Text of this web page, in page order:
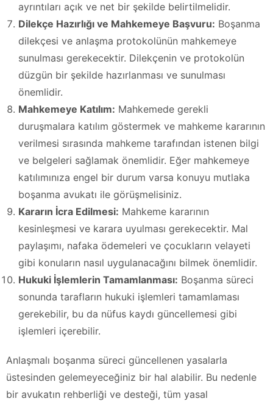
ayrıntıları açık ve net bir şekilde belirtilmelidir.
Dilekçe Hazırlığı ve Mahkemeye Başvuru: Boşanma
dilekçesi ve anlaşma protokolünün mahkemeye
sunulması gerekecektir. Dilekçenin ve protokolün
düzgün bir şekilde hazırlanması ve sunulması
önemlidir.
Mahkemeye Katılım: Mahkemede gerekli
duruşmalara katılım göstermek ve mahkeme kararının
verilmesi sırasında mahkeme tarafından istenen bilgi
ve belgeleri sağlamak önemlidir. Eğer mahkemeye
katılımınıza engel bir durum varsa konuyu mutlaka
boşanma avukatı ile görüşmelisiniz.
Kararın İcra Edilmesi: Mahkeme kararının
kesinleşmesi ve karara uyulması gerekecektir. Mal
paylaşımı, nafaka ödemeleri ve çocukların velayeti
gibi konuların nasıl uygulanacağını bilmek önemlidir.
Hukuki İşlemlerin Tamamlanması: Boşanma süreci
sonunda tarafların hukuki işlemleri tamamlaması
gerekebilir, bu da nüfus kaydı güncellemesi gibi
işlemleri içerebilir.
Anlaşmalı boşanma süreci güncellenen yasalarla
üstesinden gelemeyeceğiniz bir hal alabilir. Bu nedenle
bir avukatın rehberliği ve desteği, tüm yasal